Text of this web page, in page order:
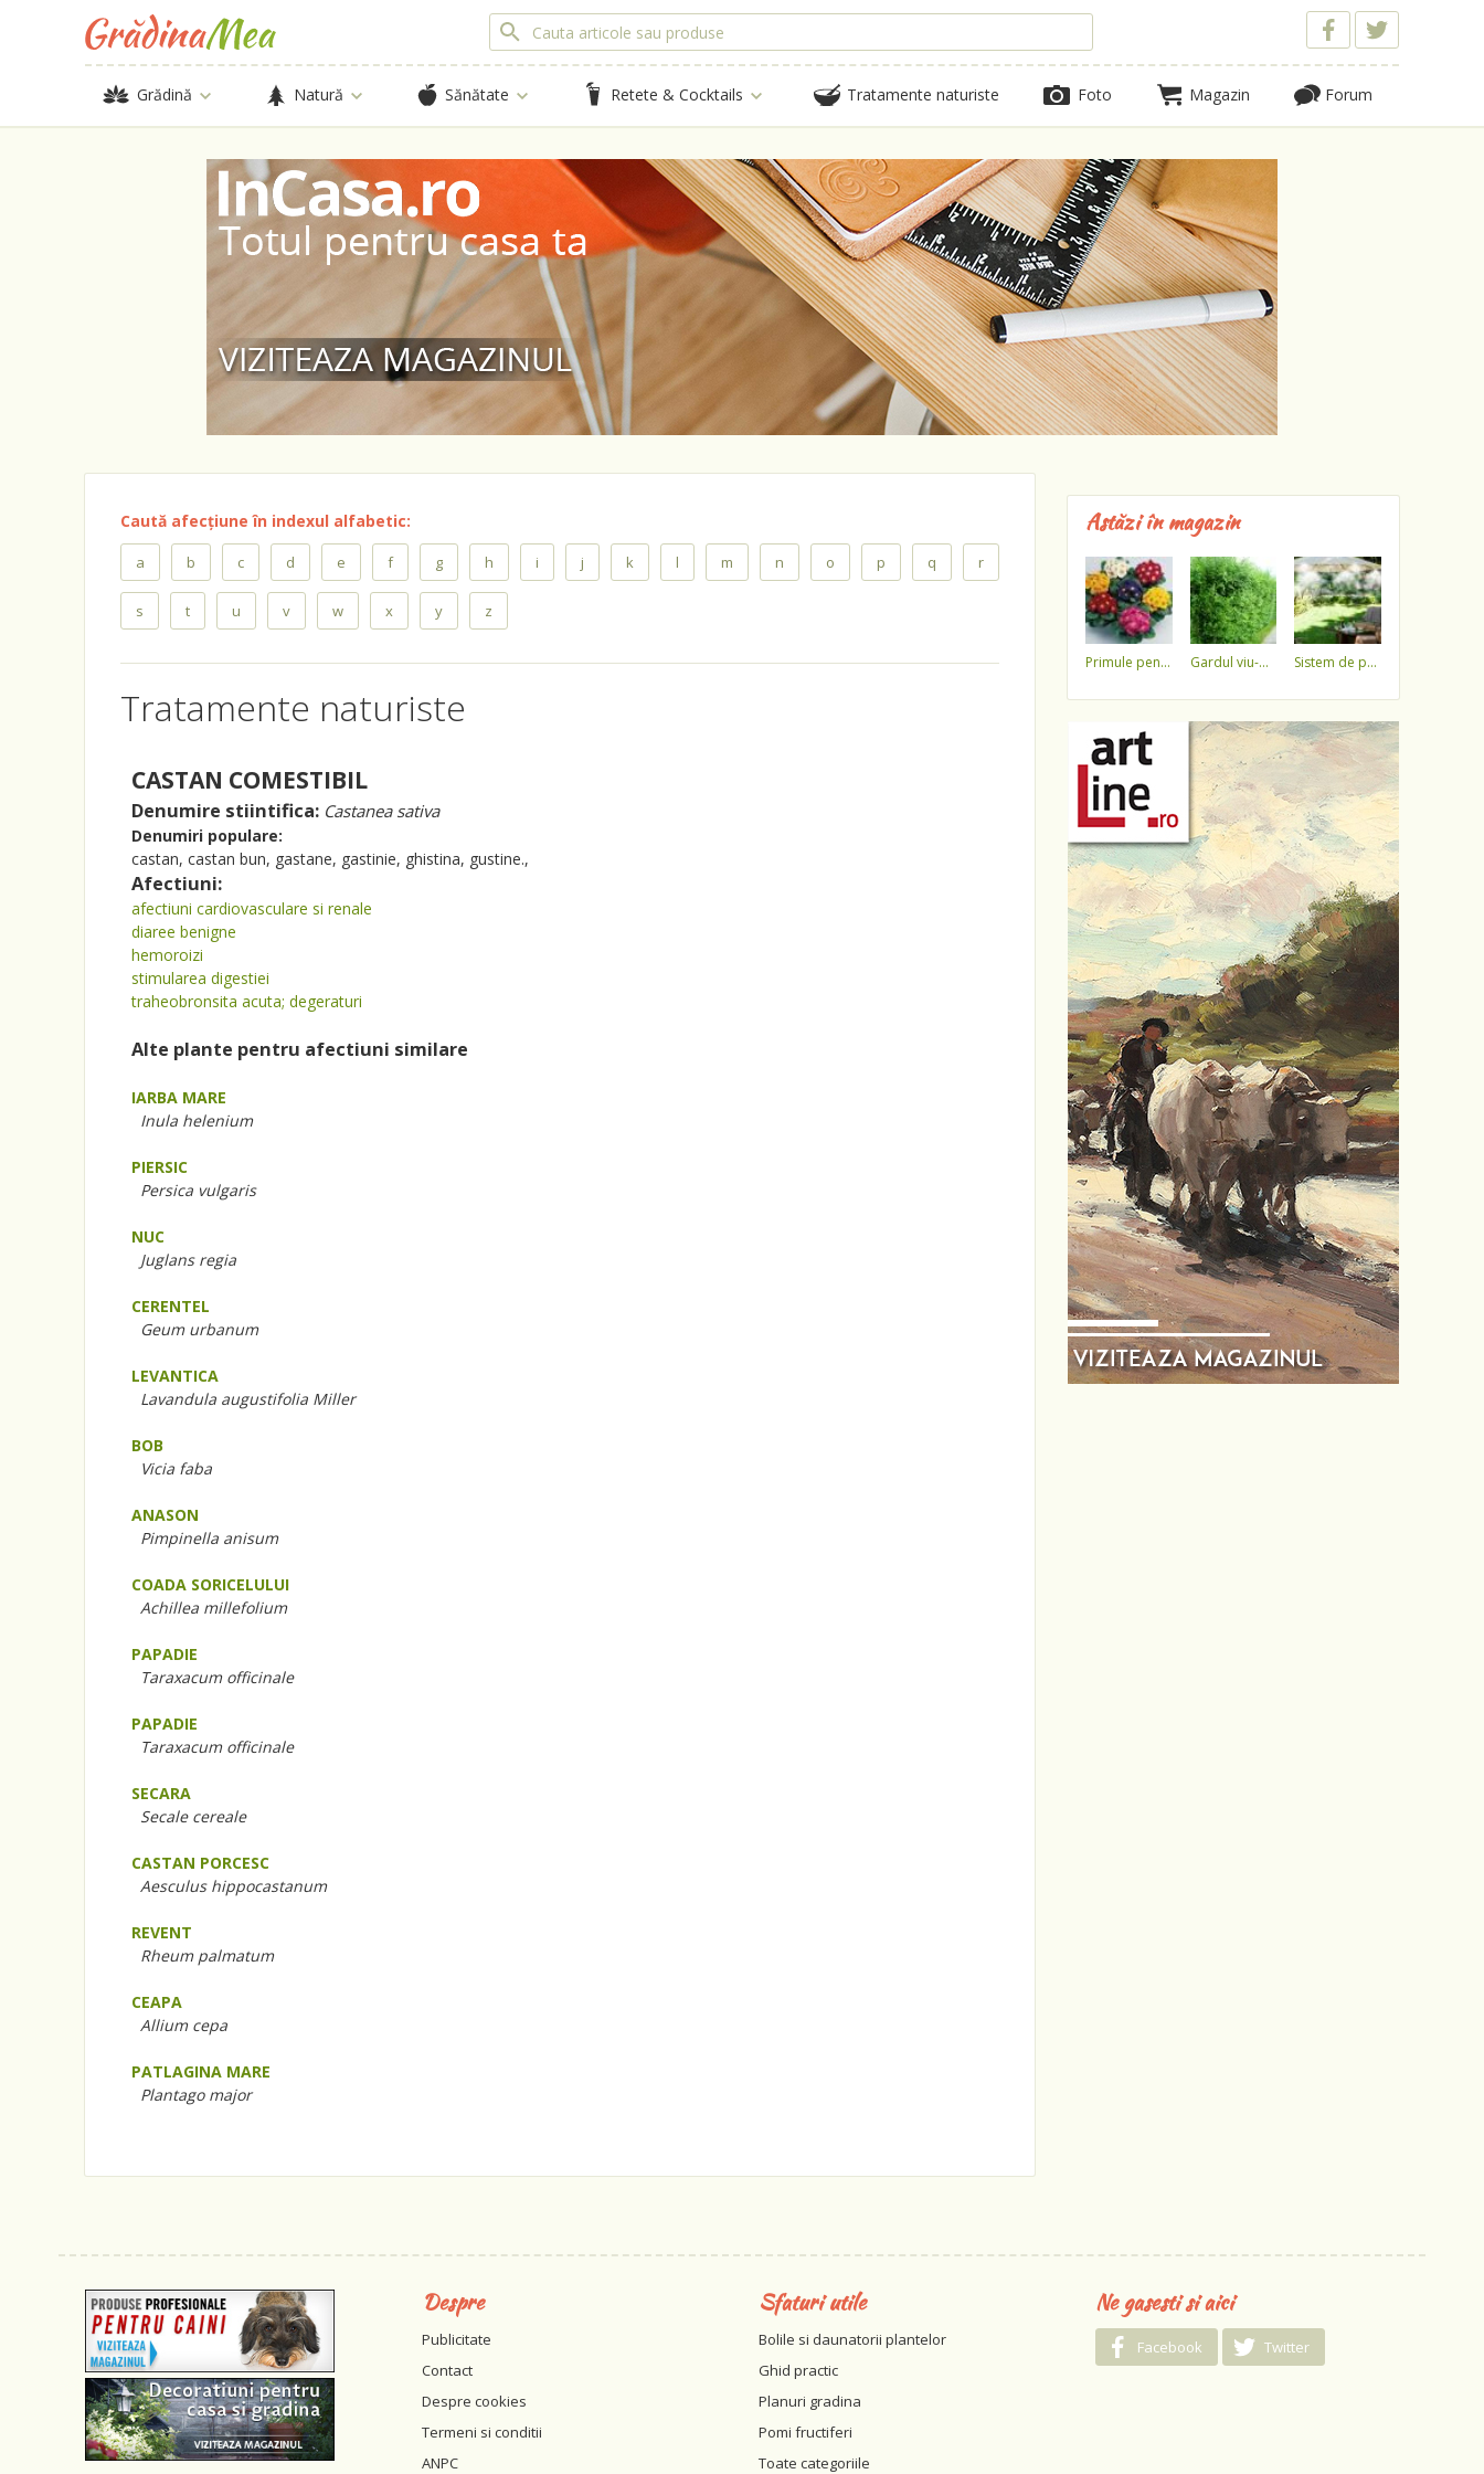
Grădină Natură Sănătate Retete & Cocktails Tratamente naturiste Foto Magazin Forum
Caută afecțiune în indexul alfabetic:
a b c d e f g h i j k l m n o p q r
s t u v w x y z
Tratamente naturiste
CASTAN COMESTIBIL
Denumire stiintifica: Castanea sativa
Denumiri populare:
castan, castan bun, gastane, gastinie, ghistina, gustine.,
Afectiuni:
afectiuni cardiovasculare si renale
diaree benigne
hemoroizi
stimularea digestiei
traheobronsita acuta; degeraturi
Alte plante pentru afectiuni similare
IARBA MARE
Inula helenium
PIERSIC
Persica vulgaris
NUC
Juglans regia
CERENTEL
Geum urbanum
LEVANTICA
Lavandula augustifolia Miller
BOB
Vicia faba
ANASON
Pimpinella anisum
COADA SORICELULUI
Achillea millefolium
PAPADIE
Taraxacum officinale
PAPADIE
Taraxacum officinale
SECARA
Secale cereale
CASTAN PORCESC
Aesculus hippocastanum
REVENT
Rheum palmatum
CEAPA
Allium cepa
PATLAGINA MARE
Plantago major
Astăzi în magazin
primule pentru 1 martie 3,5 lei / ghiveci !!!! gardul viu-minune! sistem de pulverizare a apei
Despre
Publicitate
Contact
Despre cookies
Termeni si conditii
ANPC
Sfaturi utile
Bolile si daunatorii plantelor
Ghid practic
Planuri gradina
Pomi fructiferi
Toate categoriile
Ne gasesti si aici
Facebook Twitter